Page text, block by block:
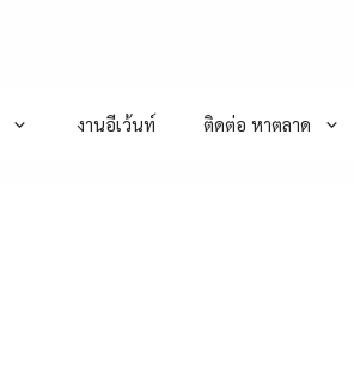
งานอีเว้นท์ ติดต่อ หาตลาด